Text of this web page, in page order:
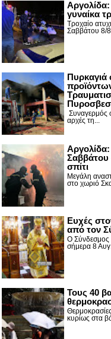
γυναίκα
Τροχαίο
Σαββάτου 8/
Πυρκαγιά
Συναγερμός
αρχές τη...
σπίτι
Μεγάλη
στο χωριό
Ευχές
από τον
Ο Σύνδεσμος
σήμερα 8
Τους 40
κυρίως στα